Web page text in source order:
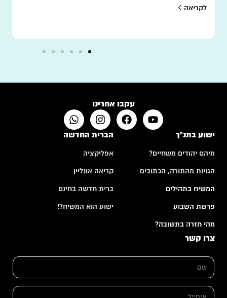
לקריאה
עקבו אחרינו
ישוע בתנ"ך
מיהם יהודים משחיים?
הגויות מהתורה, הכתובים
המשיח בתהילים
פרשת השבוע
מהי חזרה בתשובה?
הברית החדשה
אפליקציה
קריאה אונליין
ברית חדשה בחינם
ישוע הוא המשיח?!
צרו קשר
*
ם
ש
*
א